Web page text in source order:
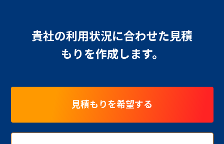
貴社の利用状況に合わせた見積
もりを作成します。
見積もりを希望する